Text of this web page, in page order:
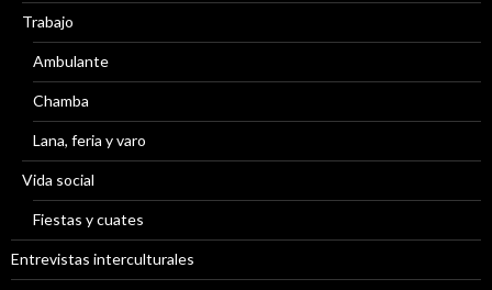
Trabajo
Ambulante
Chamba
Lana, feria y varo
Vida social
Fiestas y cuates
Entrevistas interculturales